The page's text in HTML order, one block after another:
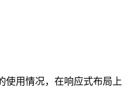
使用情况，在响应式布局上